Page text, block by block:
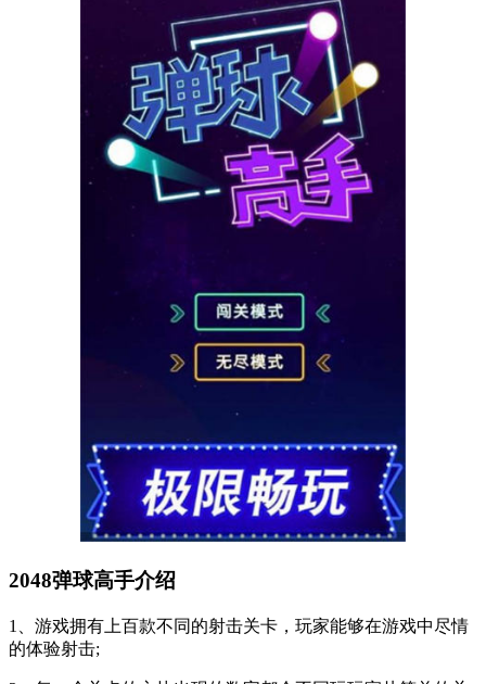
2048弹球高手介绍
1、游戏拥有上百款不同的射击关卡，玩家能够在游戏中尽情
的体验射击;